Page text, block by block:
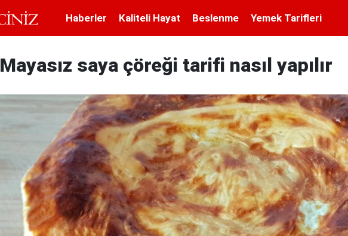
Haberler Kaliteli Hayat Beslenme Yemek Tarifleri
Mayasız saya çöreği tarifi nasıl yapılır